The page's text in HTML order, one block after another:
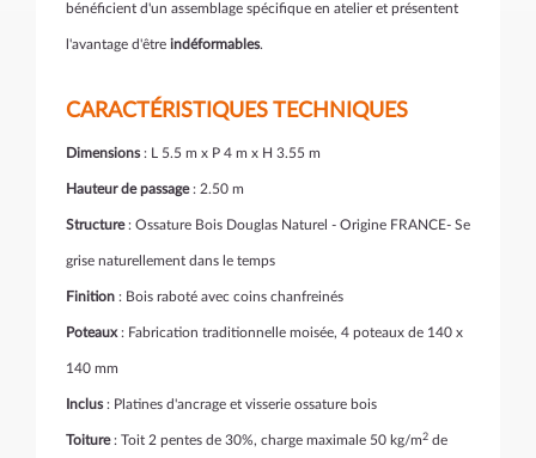
bénéficient d'un assemblage spécifique en atelier et présentent
l'avantage d'être indéformables.
CARACTÉRISTIQUES TECHNIQUES
Dimensions: L 5.5 m x P 4 m x H 3.55 m
Hauteur de passage: 2.50 m
Structure: Ossature Bois Douglas Naturel - Origine FRANCE- Se
grise naturellement dans le temps
Finition : Bois raboté avec coins chanfreinés
Poteaux: Fabrication traditionnelle moisée, 4 poteaux de 140 x
140 mm
Inclus: Platines d'ancrage et visserie ossature bois
Toiture: Toit 2 pentes de 30%, charge maximale 50 kg/m2 de